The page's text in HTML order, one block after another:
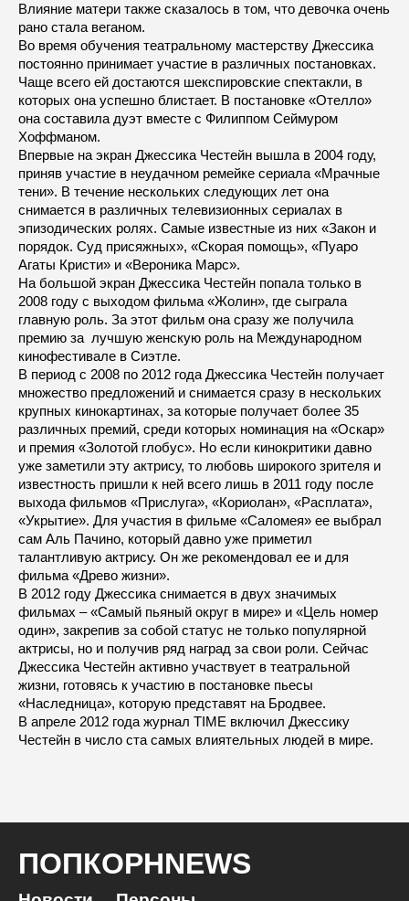
Влияние матери также сказалось в том, что девочка очень
рано стала веганом.
Во время обучения театральному мастерству Джессика
постоянно принимает участие в различных постановках.
Чаще всего ей достаются шекспировские спектакли, в
которых она успешно блистает. В постановке «Отелло»
она составила дуэт вместе с Филиппом Сеймуром
Хоффманом.
Впервые на экран Джессика Честейн вышла в 2004 году,
приняв участие в неудачном ремейке сериала «Мрачные
тени». В течение нескольких следующих лет она
снимается в различных телевизионных сериалах в
эпизодических ролях. Самые известные из них «Закон и
порядок. Суд присяжных», «Скорая помощь», «Пуаро
Агаты Кристи» и «Вероника Марс».
На большой экран Джессика Честейн попала только в
2008 году с выходом фильма «Жолин», где сыграла
главную роль. За этот фильм она сразу же получила
премию за лучшую женскую роль на Международном
кинофестивале в Сиэтле.
В период с 2008 по 2012 года Джессика Честейн получает
множество предложений и снимается сразу в нескольких
крупных кинокартинах, за которые получает более 35
различных премий, среди которых номинация на «Оскар»
и премия «Золотой глобус». Но если кинокритики давно
уже заметили эту актрису, то любовь широкого зрителя и
известность пришли к ней всего лишь в 2011 году после
выхода фильмов «Прислуга», «Кориолан», «Расплата»,
«Укрытие». Для участия в фильме «Саломея» ее выбрал
сам Аль Пачино, который давно уже приметил
талантливую актрису. Он же рекомендовал ее и для
фильма «Древо жизни».
В 2012 году Джессика снимается в двух значимых
фильмах – «Самый пьяный округ в мире» и «Цель номер
один», закрепив за собой статус не только популярной
актрисы, но и получив ряд наград за свои роли. Сейчас
Джессика Честейн активно участвует в театральной
жизни, готовясь к участию в постановке пьесы
«Наследница», которую представят на Бродвее.
В апреле 2012 года журнал TIME включил Джессику
Честейн в число ста самых влиятельных людей в мире.
ПОПКОРНNEWS